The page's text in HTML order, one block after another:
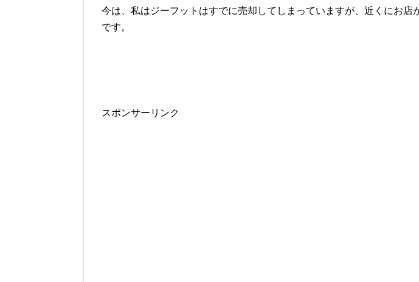
今は、私はジーフットはすでに売却してしまっていますが、近くにお店
です。
スポンサーリンク